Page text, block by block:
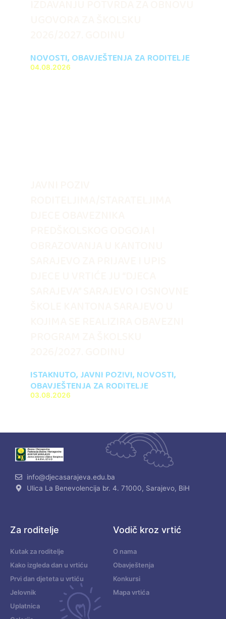
NOVOSTI, OBAVJEŠTENJA ZA RODITELJE
04.08.2026
ISTAKNUTO, JAVNI POZIVI, NOVOSTI,
OBAVJEŠTENJA ZA RODITELJE
03.08.2026
info@djecasarajeva.edu.ba
Ulica La Benevolencija br. 4. 71000, Sarajevo, BiH
Za roditelje
Kutak za roditelje
Kako izgleda dan u vrtiću
Prvi dan djeteta u vrtiću
Jelovnik
Uplatnica
Vodič kroz vrtić
O nama
Obavještenja
Konkursi
Mapa vrtića